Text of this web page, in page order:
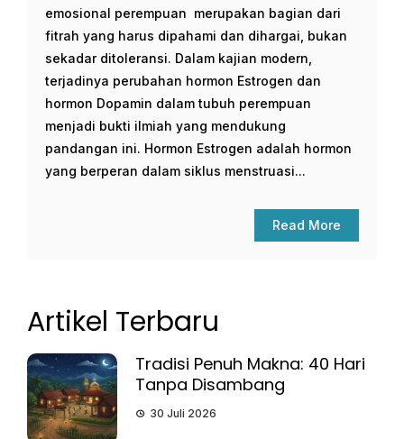
emosional perempuan merupakan bagian dari
fitrah yang harus dipahami dan dihargai, bukan
sekadar ditoleransi. Dalam kajian modern,
terjadinya perubahan hormon Estrogen dan
hormon Dopamin dalam tubuh perempuan
menjadi bukti ilmiah yang mendukung
pandangan ini. Hormon Estrogen adalah hormon
yang berperan dalam siklus menstruasi...
Read More
Artikel Terbaru
Tradisi Penuh Makna: 40 Hari
Tanpa Disambang
30 Juli 2026